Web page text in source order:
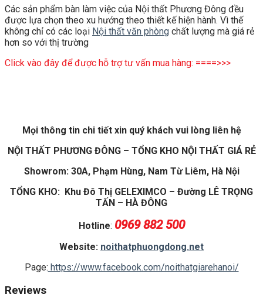
Các sản phẩm bàn làm việc của Nội thất Phương Đông đều
được lựa chọn theo xu hướng theo thiết kế hiện hành. Vì thế
không chỉ có các loại Nội thất văn phòng chất lượng mà giá rẻ
hơn so với thị trường
Click vào đây để được hỗ trợ tư vấn mua hàng: ====>>>
Mọi thông tin chi tiết xin quý khách vui lòng liên hệ
NỘI THẤT PHƯƠNG ĐÔNG – TỔNG KHO NỘI THẤT GIÁ RẺ
Showrom: 30A, Phạm Hùng, Nam Từ Liêm, Hà Nội
TỔNG KHO: Khu Đô Thị GELEXIMCO – Đường LÊ TRỌNG
TẤN – HÀ ĐÔNG
Hotline: 0969 882 500
Website: noithatphuongdong.net
Page: https://www.facebook.com/noithatgiarehanoi/
Reviews